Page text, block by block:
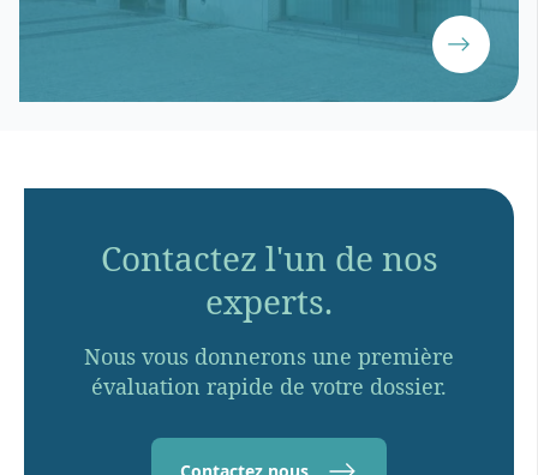
Contactez l'un de nos
experts.
Nous vous donnerons une première
évaluation rapide de votre dossier.